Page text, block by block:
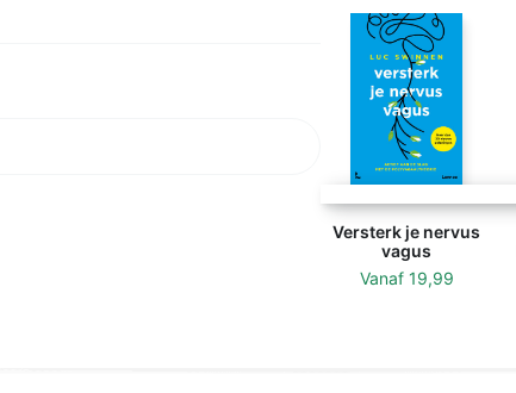
Versterk je nervus
vagus
Vanaf 19,99